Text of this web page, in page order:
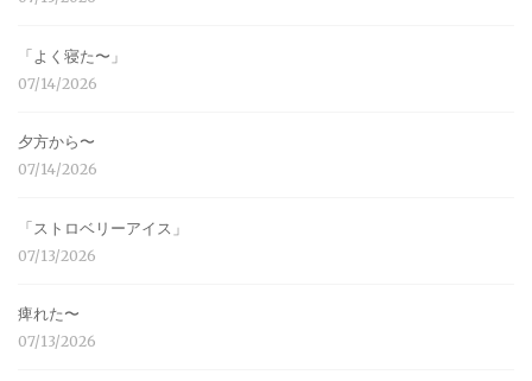
「よく寝た〜」
07/14/2026
夕方から〜
07/14/2026
「ストロベリーアイス」
07/13/2026
痺れた〜
07/13/2026